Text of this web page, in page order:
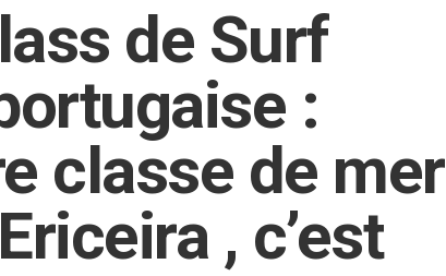
de Surf
:
classe de mer
, c’est